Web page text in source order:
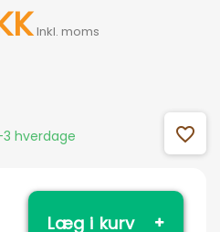
Inkl. moms
3 hverdage favorite_outline
Læg i kurv